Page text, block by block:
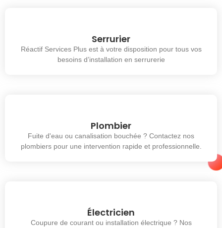
Serrurier
Réactif Services Plus est à votre disposition pour tous vos
besoins d’installation en serrurerie
Plombier
Fuite d'eau ou canalisation bouchée ? Contactez nos
plombiers pour une intervention rapide et professionnelle.
Électricien
Coupure de courant ou installation électrique ? Nos